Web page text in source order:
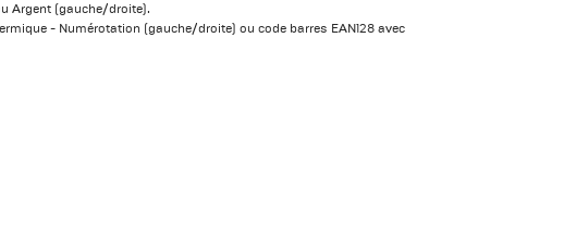
Argent (gauche/droite).
- Numérotation (gauche/droite) ou code barres EAN128 avec